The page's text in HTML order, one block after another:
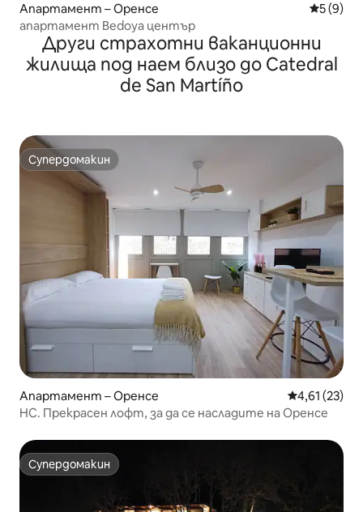
Апартамент – Оренсе Средна
5 (9)
апартамент Bedoya център
Други страхотни ваканционни
жилища под наем близо до Catedral
de San Martíño
Супердомакин
Супердомакин
Апартамент – Оренсе Средна
4,61 (23)
HC. Прекрасен лофт, за да се насладите на Оренсе
Супердомакин
Супердомакин